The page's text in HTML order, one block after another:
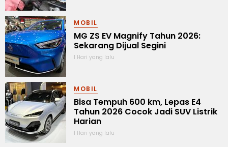
MOBIL
MG ZS EV Magnify Tahun 2026:
Sekarang Dijual Segini
1 Hari yang lalu
MOBIL
Bisa Tempuh 600 km, Lepas E4
Tahun 2026 Cocok Jadi SUV Listrik
Harian
1 Hari yang lalu